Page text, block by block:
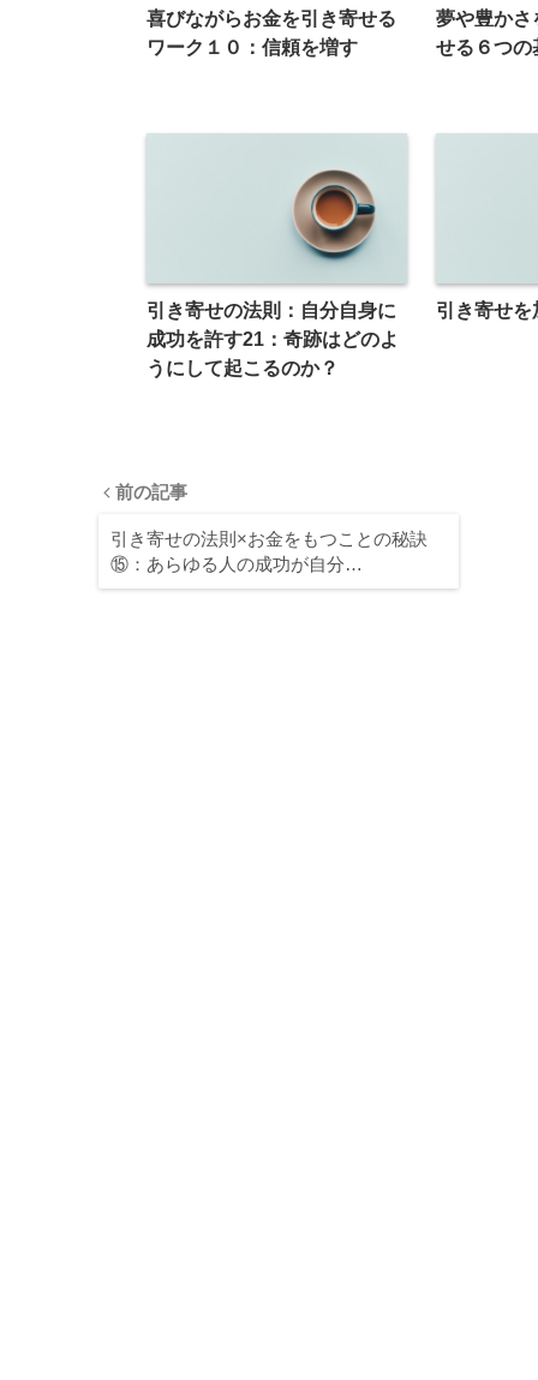
喜びながらお金を引き寄せる
ワーク１０：信頼を増す
夢や豊か
せる６つの
引き寄せの法則：自分自身に
成功を許す21：奇跡はどのよ
うにして起こるのか？
引き寄せ
前の記事
引き寄せの法則×お金をもつことの秘訣
⑮：あらゆる人の成功が自分…